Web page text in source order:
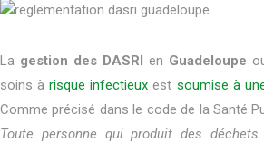
La gestion des DASRI en Guadeloupe
soins àrisque infectieux est soumise à
Comme précisé dans le code de la Santé
Toute personne qui produit des